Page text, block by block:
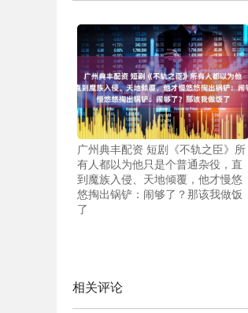
广州典丰配资 短剧《不轨之臣》所
有人都以为他只是个普通杂役，直
到魔族入侵、天地倾覆，他才慢悠
悠掏出锅铲：闹够了？那该我做饭
了
相关评论